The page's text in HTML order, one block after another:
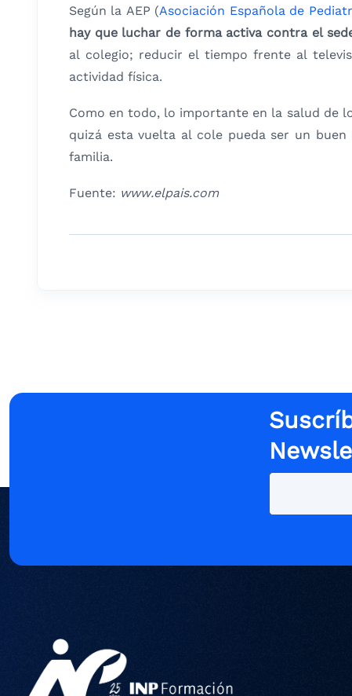
Según la AEP (Asociación Española de
hay que luchar de forma activa contra el
al colegio; reducir el tiempo frente al
actividad física.
Como en todo, lo importante en la salud de
quizá esta vuelta al cole pueda ser un
familia.
Fuente: www.elpais.com